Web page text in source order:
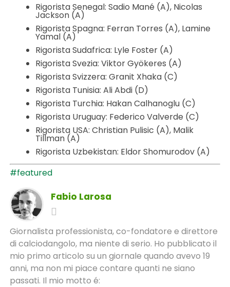
Rigorista Senegal: Sadio Mané (A), Nicolas
Jackson (A)
Rigorista Spagna: Ferran Torres (A), Lamine
Yamal (A)
Rigorista Sudafrica: Lyle Foster (A)
Rigorista Svezia: Viktor Gyökeres (A)
Rigorista Svizzera: Granit Xhaka (C)
Rigorista Tunisia: Ali Abdi (D)
Rigorista Turchia: Hakan Calhanoglu (C)
Rigorista Uruguay: Federico Valverde (C)
Rigorista USA: Christian Pulisic (A), Malik
Tillman (A)
Rigorista Uzbekistan: Eldor Shomurodov (A)
#featured
Fabio Larosa
Giornalista professionista, co-fondatore e direttore
di calciodangolo, ma niente di serio. Ho pubblicato il
mio primo articolo su un giornale quando avevo 19
anni, ma non mi piace contare quanti ne siano
passati. Il mio motto é: